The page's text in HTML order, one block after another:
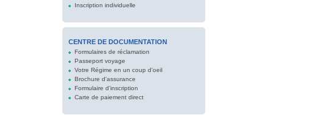
Inscription individuelle
CENTRE DE DOCUMENTATION
Formulaires de réclamation
Passeport voyage
Votre Régime en un coup d'oeil
Brochure d'assurance
Formulaire d’inscription
Carte de paiement direct